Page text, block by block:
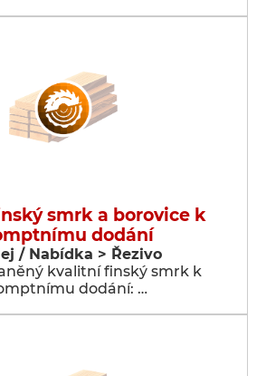
smrk a borovice k
dodání
/ Nabídka > Řezivo
kvalitní finský smrk k
dodání: …